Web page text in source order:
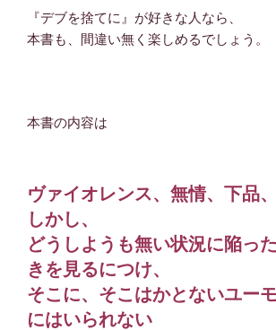
『デブを捨てに』が好きな人なら、
本書も、間違い無く楽しめるでしょう。
本書の内容は
ヴァイオレンス、無情、下品、
しかし、
どうしようも無い状況に陥っ
きを見るにつけ、
そこに、そこはかとないユー
にはいられない